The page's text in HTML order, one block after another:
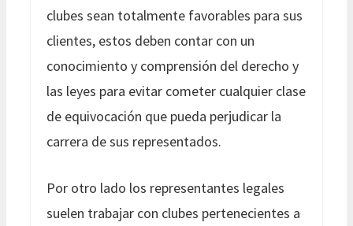
clubes sean totalmente favorables para sus
clientes, estos deben contar con un
conocimiento y comprensión del derecho y
las leyes para evitar cometer cualquier clase
de equivocación que pueda perjudicar la
carrera de sus representados.
Por otro lado los representantes legales
suelen trabajar con clubes pertenecientes a